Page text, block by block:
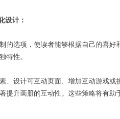
设计：
的选项，使读者能够根据自己的喜
特性。
、设计可互动页面、增加互动游戏
提升画册的互动性。这些策略将有